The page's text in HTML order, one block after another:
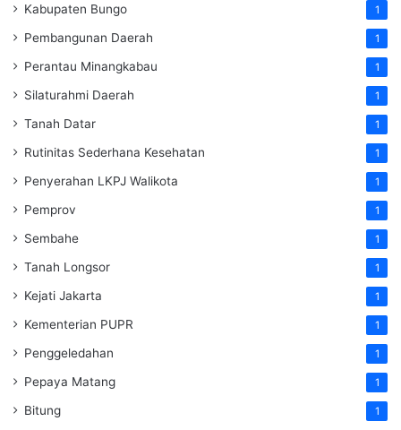
Kabupaten Bungo 1
Pembangunan Daerah 1
Perantau Minangkabau 1
Silaturahmi Daerah 1
Tanah Datar 1
Rutinitas Sederhana Kesehatan 1
Penyerahan LKPJ Walikota 1
Pemprov 1
Sembahe 1
Tanah Longsor 1
Kejati Jakarta 1
Kementerian PUPR 1
Penggeledahan 1
Pepaya Matang 1
Bitung 1